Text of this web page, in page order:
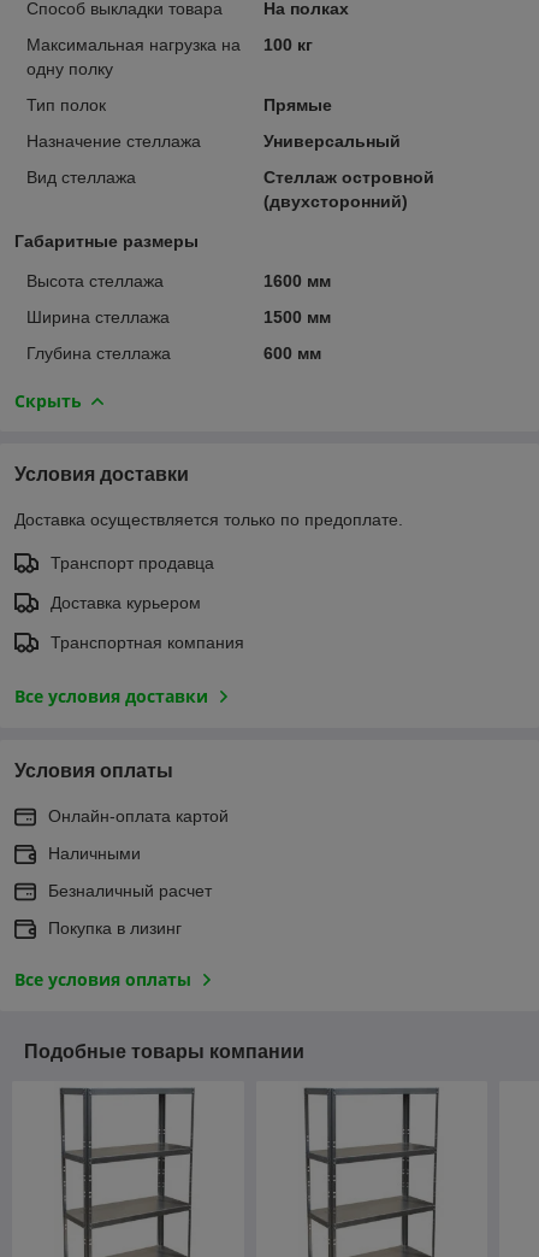
Способ выкладки товара
На полках
Максимальная нагрузка на
одну полку
100 кг
Тип полок
Прямые
Назначение стеллажа
Универсальный
Вид стеллажа
Стеллаж островной
(двухсторонний)
Габаритные размеры
Высота стеллажа
1600 мм
Ширина стеллажа
1500 мм
Глубина стеллажа
600 мм
Скрыть
Условия доставки
Доставка осуществляется только по предоплате.
Транспорт продавца
Доставка курьером
Транспортная компания
Все условия доставки
Условия оплаты
Онлайн-оплата картой
Наличными
Безналичный расчет
Покупка в лизинг
Все условия оплаты
Подобные товары компании